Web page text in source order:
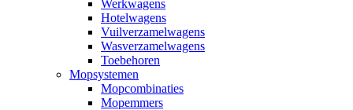
Werkwagens
Hotelwagens
Vuilverzamelwagens
Wasverzamelwagens
Toebehoren
Mopsystemen
Mopcombinaties
Mopemmers